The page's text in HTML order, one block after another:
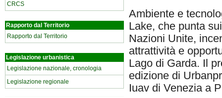
CRCS
Rapporto dal Territorio
Rapporto dal Territorio
Legislazione urbanistica
Legislazione nazionale, cronologia
Legislazione regionale
Ambiente e
Lake, che punta
Nazioni Unite,
attrattività e
Lago di Garda. Il
edizione di
Iuav di Venezia a